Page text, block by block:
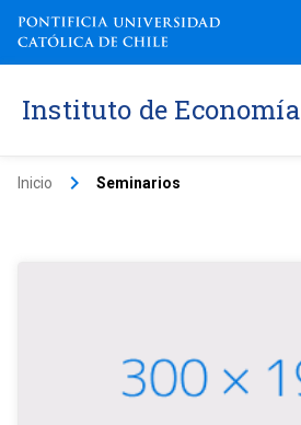
Instituto de Economía
Inicio keyboard_arrow_right Seminarios